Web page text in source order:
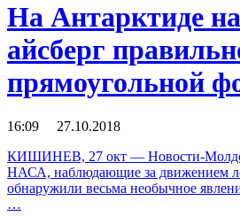
На Антарктиде
айсберг
прямоугольной
16:09 27.10.2018
КИШИНЕВ, 27 окт — Новости-
НАСА, наблюдающие за движением
обнаружили весьма необычное
…